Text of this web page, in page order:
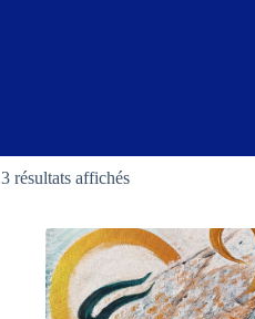
3 résultats affichés